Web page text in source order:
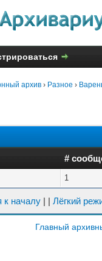
архив › Разное ›
#
1
к началу | | Лёгкий
Главный